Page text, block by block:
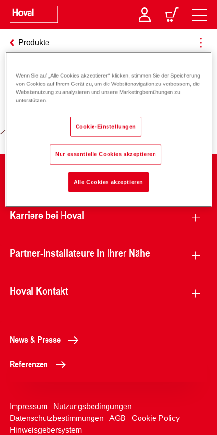
Produkte
Verantwortung für Energie und
Karriere bei Hoval
Partner-Installateure in Ihrer Nähe
Hoval Kontakt
News & Presse
Referenzen
Impressum
Nutzungsbedingungen
Datenschutzbestimmungen
AGB
Cookie Policy
Hinweisgebersystem
Wenn Sie auf „Alle Cookies akzeptieren“ klicken, stimmen Sie der Speicherung
von Cookies auf Ihrem Gerät zu, um die Websitenavigation zu verbessern, die
Websitenutzung zu analysieren und unsere Marketingbemühungen zu
unterstützen.
Cookie-Einstellungen
Nur essentielle Cookies akzeptieren
Alle Cookies akzeptieren